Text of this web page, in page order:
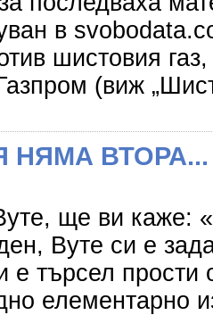
в
шистовия
(виж
НЯМА ВТОРА...
ще ви каже:
Вуте си е
е търсел прости
елементарно